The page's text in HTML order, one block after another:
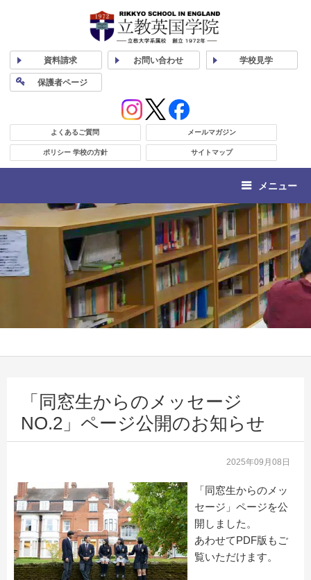
資料請求 お問い合わせ 学校見学
保護者ページ
よくあるご質問 メールマガジン
ポリシー 学校の方針 サイトマップ
メニュー
「同窓生からのメッセージ
NO.2」ページ公開のお知らせ
2025年09月08日
「同窓生からのメッ
セージ」ページを公
開しました。
あわせてPDF版もご
覧いただけます。